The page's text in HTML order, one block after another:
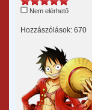
Nem elérhető
Hozzászólások: 670